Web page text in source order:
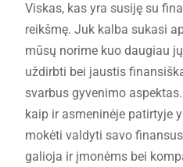
Viskas, kas yra susiję su
reikšmę. Juk kalba sukasi
mūsų norime kuo daugiau
uždirbti bei jaustis
svarbus gyvenimo
kaip ir asmeninėje patirtyje
mokėti valdyti savo
galioja ir įmonėms bei